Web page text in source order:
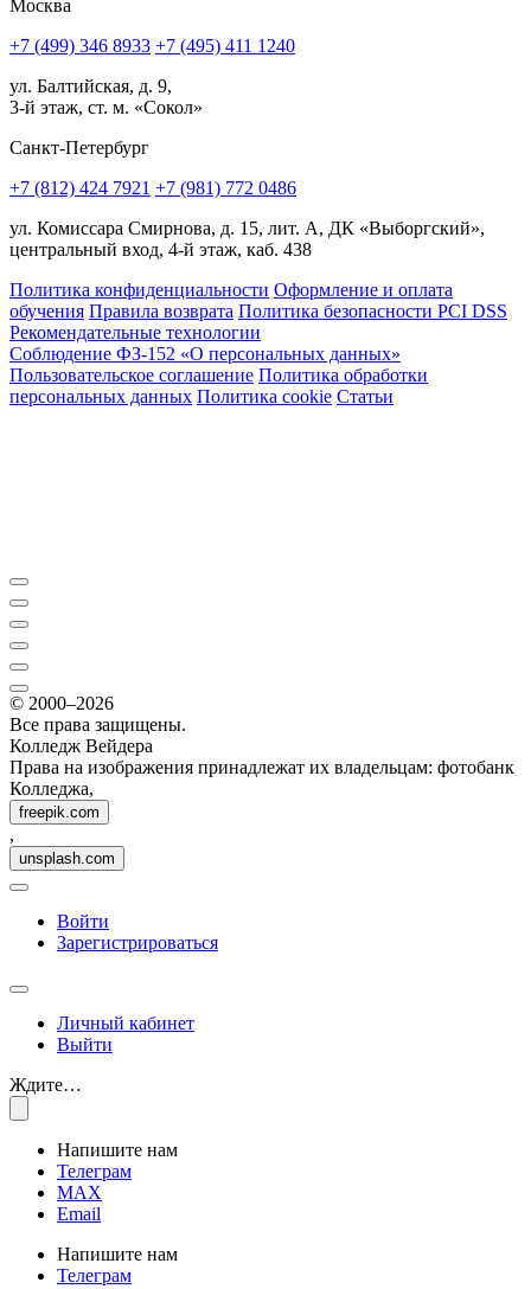
Москва
+7 (499) 346 8933 +7 (495) 411 1240
ул. Балтийская, д. 9,
3-й этаж, ст. м. «Сокол»
Санкт-Петербург
+7 (812) 424 7921 +7 (981) 772 0486
ул. Комиссара Смирнова, д. 15, лит. А, ДК «Выборгский»,
центральный вход, 4-й этаж, каб. 438
Политика конфиденциальности Оформление и оплата
обучения Правила возврата Политика безопасности PCI DSS
Рекомендательные технологии
Соблюдение ФЗ-152 «О персональ­ных данных»
Пользовательское соглашение Политика обработки
персональных данных Политика cookie Статьи
© 2000–2026
Все права защищены.
Колледж Вейдера
Права на изображения принадлежат их владельцам: фотобанк
Колледжа,
freepik.com
,
unsplash.com
Войти
Зарегистрироваться
Личный кабинет
Выйти
Ждите…
Напишите нам
Телеграм
MAX
Email
Напишите нам
Телеграм